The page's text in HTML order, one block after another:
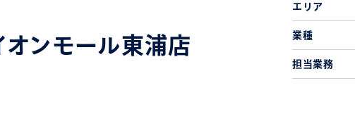
オンモール東浦店
エリア
業種
担当業務